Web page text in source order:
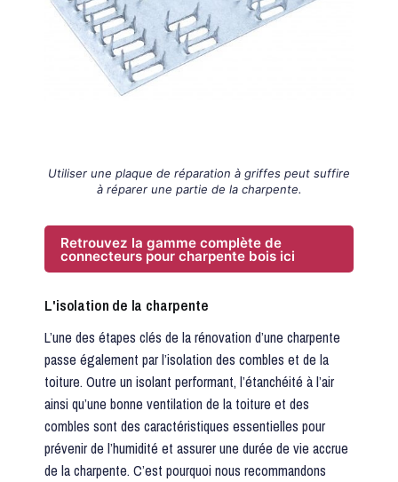
Utiliser une plaque de réparation à griffes peut suffire
à réparer une partie de la charpente.
Retrouvez la gamme complète de
connecteurs pour charpente bois ici
L'isolation de la charpente
L’une des étapes clés de la rénovation d’une charpente
passe également par l’isolation des combles et de la
toiture. Outre un isolant performant, l’étanchéité à l’air
ainsi qu’une bonne ventilation de la toiture et des
combles sont des caractéristiques essentielles pour
prévenir de l’humidité et assurer une durée de vie accrue
de la charpente. C’est pourquoi nous recommandons